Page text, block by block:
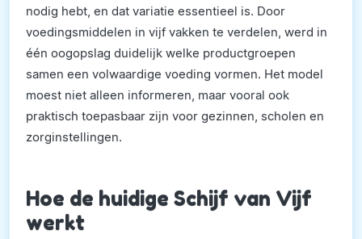
nodig hebt, en dat variatie essentieel is. Door
voedingsmiddelen in vijf vakken te verdelen, werd in
één oogopslag duidelijk welke productgroepen
samen een volwaardige voeding vormen. Het model
moest niet alleen informeren, maar vooral ook
praktisch toepasbaar zijn voor gezinnen, scholen en
zorginstellingen.
Hoe de huidige Schijf van Vijf
werkt